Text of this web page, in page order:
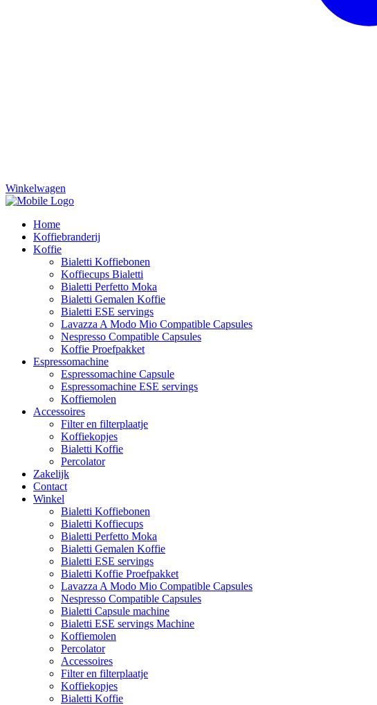
Winkelwagen
Home
Koffiebranderij
Koffie
Bialetti Koffiebonen
Koffiecups Bialetti
Bialetti Perfetto Moka
Bialetti Gemalen Koffie
Bialetti ESE servings
Lavazza A Modo Mio Compatible Capsules
Nespresso Compatible Capsules
Koffie Proefpakket
Espressomachine
Espressomachine Capsule
Espressomachine ESE servings
Koffiemolen
Accessoires
Filter en filterplaatje
Koffiekopjes
Bialetti Koffie
Percolator
Zakelijk
Contact
Winkel
Bialetti Koffiebonen
Bialetti Koffiecups
Bialetti Perfetto Moka
Bialetti Gemalen Koffie
Bialetti ESE servings
Bialetti Koffie Proefpakket
Lavazza A Modo Mio Compatible Capsules
Nespresso Compatible Capsules
Bialetti Capsule machine
Bialetti ESE servings Machine
Koffiemolen
Percolator
Accessoires
Filter en filterplaatje
Koffiekopjes
Bialetti Koffie